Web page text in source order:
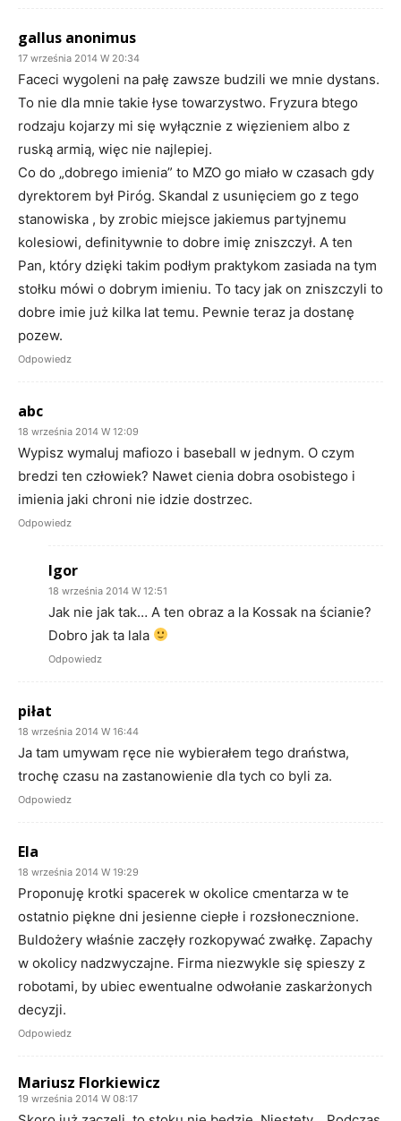
gallus anonimus
17 września 2014 W 20:34
Faceci wygoleni na pałę zawsze budzili we mnie dystans.
To nie dla mnie takie łyse towarzystwo. Fryzura btego
rodzaju kojarzy mi się wyłącznie z więzieniem albo z
ruską armią, więc nie najlepiej.
Co do „dobrego imienia” to MZO go miało w czasach gdy
dyrektorem był Piróg. Skandal z usunięciem go z tego
stanowiska , by zrobic miejsce jakiemus partyjnemu
kolesiowi, definitywnie to dobre imię zniszczył. A ten
Pan, który dzięki takim podłym praktykom zasiada na tym
stołku mówi o dobrym imieniu. To tacy jak on zniszczyli to
dobre imie już kilka lat temu. Pewnie teraz ja dostanę
pozew.
Odpowiedz
abc
18 września 2014 W 12:09
Wypisz wymaluj mafiozo i baseball w jednym. O czym
bredzi ten człowiek? Nawet cienia dobra osobistego i
imienia jaki chroni nie idzie dostrzec.
Odpowiedz
Igor
18 września 2014 W 12:51
Jak nie jak tak… A ten obraz a la Kossak na ścianie?
Dobro jak ta lala
Odpowiedz
piłat
18 września 2014 W 16:44
Ja tam umywam ręce nie wybierałem tego draństwa,
trochę czasu na zastanowienie dla tych co byli za.
Odpowiedz
Ela
18 września 2014 W 19:29
Proponuję krotki spacerek w okolice cmentarza w te
ostatnio piękne dni jesienne ciepłe i rozsłonecznione.
Buldożery właśnie zaczęły rozkopywać zwałkę. Zapachy
w okolicy nadzwyczajne. Firma niezwykle się spieszy z
robotami, by ubiec ewentualne odwołanie zaskarżonych
decyzji.
Odpowiedz
Mariusz Florkiewicz
19 września 2014 W 08:17